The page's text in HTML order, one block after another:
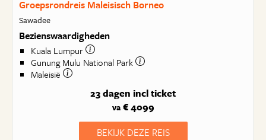
Groepsrondreis Maleisisch Borneo
Sawadee
Bezienswaardigheden
Kuala Lumpur
Gunung Mulu National Park
Maleisië
23 dagen incl ticket
va€ 4099
BEKIJK DEZE REIS